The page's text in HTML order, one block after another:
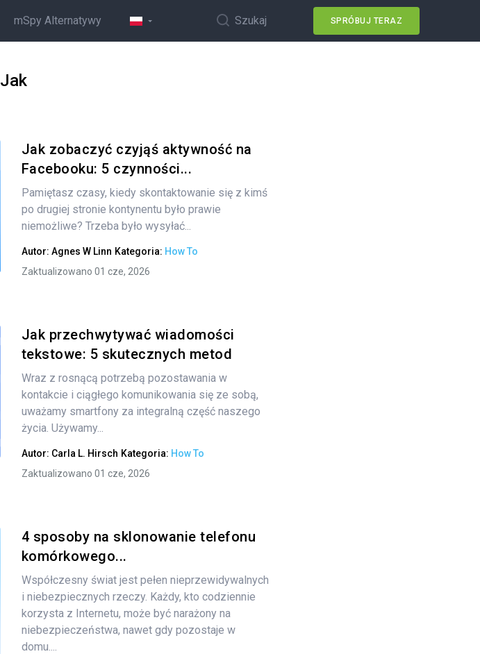
mSpy Alternatywy Szukaj SPRÓBUJ TERAZ
Jak
Udostępnij
Facebook Kopiuj link
Jak zobaczyć czyjąś aktywność na
Facebooku: 5 czynności...
Pamiętasz czasy, kiedy skontaktowanie się z kimś
po drugiej stronie kontynentu było prawie
niemożliwe? Trzeba było wysyłać...
Autor: Agnes W Linn Kategoria: How To
Zaktualizowano 01 cze, 2026
Udostępnij
Jak przechwytywać wiadomości
tekstowe: 5 skutecznych metod
Wraz z rosnącą potrzebą pozostawania w
kontakcie i ciągłego komunikowania się ze sobą,
uważamy smartfony za integralną część naszego
życia. Używamy...
Autor: Carla L. Hirsch Kategoria: How To
Zaktualizowano 01 cze, 2026
Udostępnij
Facebook
4 sposoby na sklonowanie telefonu
komórkowego...
Współczesny świat jest pełen nieprzewidywalnych
i niebezpiecznych rzeczy. Każdy, kto codziennie
korzysta z Internetu, może być narażony na
niebezpieczeństwa, nawet gdy pozostaje w
domu....